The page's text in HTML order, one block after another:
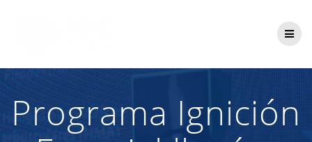
Programa Ignición